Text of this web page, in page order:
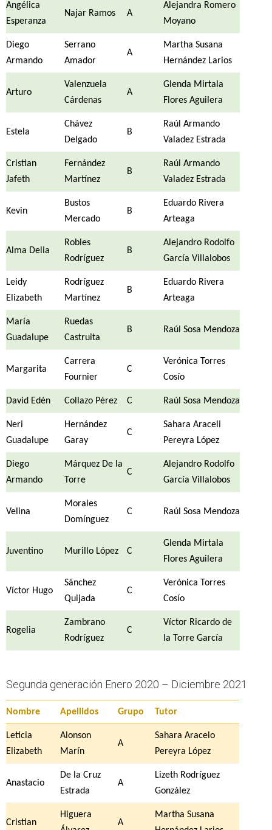
Angélica
Esperanza
Najar Ramos A
Alejandra Romero
Moyano
Diego
Armando
Serrano
Amador
A
Martha Susana
Hernández Larios
Arturo
Valenzuela
Cárdenas
A
Glenda Mirtala
Flores Aguilera
Estela
Chávez
Delgado
B
Raúl Armando
Valadez Estrada
Cristian
Jafeth
Fernández
Martínez
B
Raúl Armando
Valadez Estrada
Kevin
Bustos
Mercado
B
Eduardo Rivera
Arteaga
Alma Delia
Robles
Rodríguez
B
Alejandro Rodolfo
García Villalobos
Leidy
Elizabeth
Rodríguez
Martínez
B
Eduardo Rivera
Arteaga
María
Guadalupe
Ruedas
Castruita
B Raúl Sosa Mendoza
Margarita
Carrera
Fournier
C
Verónica Torres
Cosío
David Edén Collazo Pérez C Raúl Sosa Mendoza
Neri
Guadalupe
Hernández
Garay
C
Sahara Araceli
Pereyra López
Diego
Armando
Márquez De la
Torre
C
Alejandro Rodolfo
García Villalobos
Velina
Morales
Domínguez
C Raúl Sosa Mendoza
Juventino Murillo López C
Glenda Mirtala
Flores Aguilera
Víctor Hugo
Sánchez
Quijada
C
Verónica Torres
Cosío
Rogelia
Zambrano
Rodríguez
C
Víctor Ricardo de
la Torre García
Segunda generación Enero 2020 – Diciembre 2021
Nombre Apellidos Grupo Tutor
Leticia
Elizabeth
Alonson
Marín
A
Sahara Aracelo
Pereyra López
Anastacio
De la Cruz
Estrada
A
Lizeth Rodríguez
González
Cristian
Higuera
A
Martha Susana